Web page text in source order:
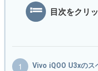
目次をクリ
Vivo iQOO U3xのス